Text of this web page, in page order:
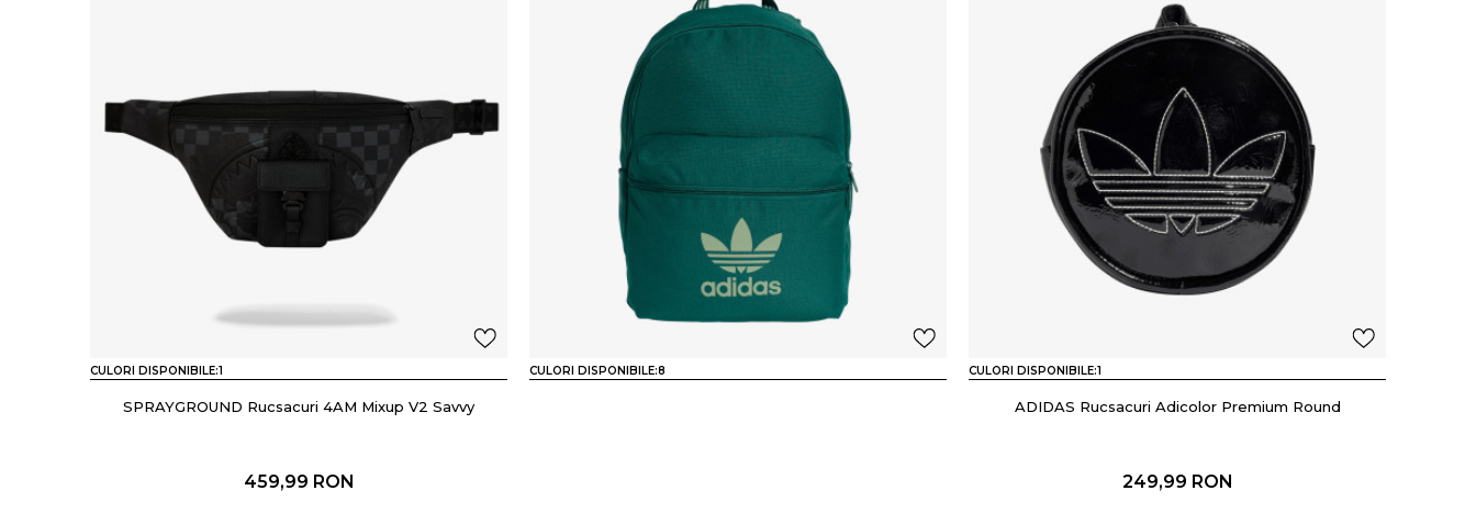
CULORI DISPONIBILE:1
SPRAYGROUND Rucsacuri 4AM Mixup V2 Savvy
459,99 RON
CULORI DISPONIBILE:8 CULORI DISPONIBILE:1
ADIDAS Rucsacuri Adicolor Premium Round
249,99 RON